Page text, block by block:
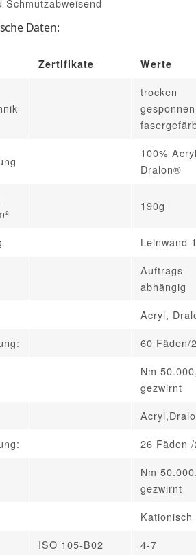
Schmutzabweisend
Daten:
Zertifikate Werte
trocken
100%
Dralon®
190g
Leinwand
Auftrags
abhängig
Acryl,
60 Fäden/
Nm
gezwirnt
26 Fäden
Nm
gezwirnt
Kationisch
ISO 105-B02
4-7